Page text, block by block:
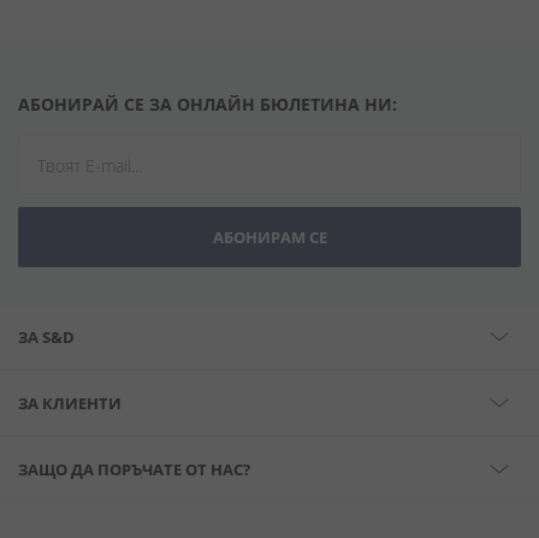
АБОНИРАЙ СЕ ЗА ОНЛАЙН БЮЛЕТИНА НИ:
АБОНИРАМ СЕ
ЗА S&D
ЗА КЛИЕНТИ
ЗАЩО ДА ПОРЪЧАТЕ ОТ НАС?